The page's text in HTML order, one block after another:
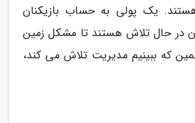
هستند. یک پولی به حساب بازیکنان
در حال تلاش هستند تا مشکل زمین
که ببینیم مدیریت تلاش می کند،